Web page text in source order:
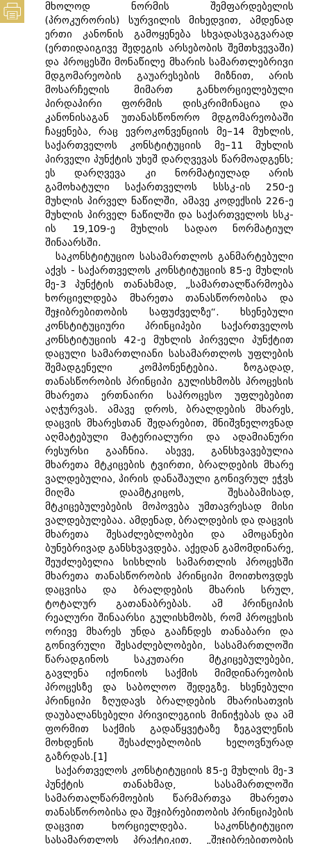
მხოლოდ ნორმის შემფარდებელის
(პროკურორის) სურვილის მიხედვით, ამდენად
ერთი კანონის გამოყენება სხვადასვაგვარად
(ერთიდაიგივე შედეგის არსებობის შემთხვევაში)
და პროცესში მონაწილე მხარის სამართლებრივი
მდგომარეობის გაუარესების მიზნით, არის
მოსარჩელის მიმართ განხორციელებული
პირდაპირი ფორმის დისკრიმინაცია და
კანონისაგან უთანასწონორო მდგომარეობაში
ჩაყენება, რაც ევროკონვენციის მე–14 მუხლის,
საქართველოს კონსტიტუციის მე–11 მუხლის
პირველი პუნქტის უხეშ დარღვევას წარმოადგენს;
ეს დარღვევა კი ნორმატიულად არის
გამოხატული საქართველოს სსსკ-ის 250-ე
მუხლის პირველ ნაწილში, ამავე კოდექსის 226-ე
მუხლის პირველ ნაწილში და საქართველოს სსკ-
ის 19,109-ე მუხლის სადაო ნორმატიულ
შინაარსში.
საკონსტიტუციო სასამართლოს განმარტებული
აქვს - საქართველოს კონსტიტუციის 85-ე მუხლის
მე-3 პუნქტის თანახმად, „სამართალწარმოება
ხორციელდება მხარეთა თანასწორობისა და
შეჯიბრებითობის საფუძველზე“. ხსენებული
კონსტიტუციური პრინციპები საქართველოს
კონსტიტუციის 42-ე მუხლის პირველი პუნქტით
დაცული სამართლიანი სასამართლოს უფლების
შემადგენელი კომპონენტებია. ზოგადად,
თანასწორობის პრინციპი გულისხმობს პროცესის
მხარეთა ერთნაირი საპროცესო უფლებებით
აღჭურვას. ამავე დროს, ბრალდების მხარეს,
დაცვის მხარესთან შედარებით, მნიშვნელოვნად
აღმატებული მატერიალური და ადამიანური
რესურსი გააჩნია. ასევე, განსხვავებულია
მხარეთა მტკიცების ტვირთი, ბრალდების მხარე
ვალდებულია, პირის დანაშაული გონივრულ ეჭვს
მიღმა დაამტკიცოს, შესაბამისად,
მტკიცებულებების მოპოვება უმთავრესად მისი
ვალდებულებაა. ამდენად, ბრალდების და დაცვის
მხარეთა შესაძლებლობები და ამოცანები
ბუნებრივად განსხვავდება. აქედან გამომდინარე,
შეუძლებელია სისხლის სამართლის პროცესში
მხარეთა თანასწორობის პრინციპი მოითხოვდეს
დაცვისა და ბრალდების მხარის სრულ,
ტოტალურ გათანაბრებას. ამ პრინციპის
რეალური შინაარსი გულისხმობს, რომ პროცესის
ორივე მხარეს უნდა გააჩნდეს თანაბარი და
გონივრული შესაძლებლობები, სასამართლოში
წარადგინოს საკუთარი მტკიცებულებები,
გავლენა იქონიოს საქმის მიმდინარეობის
პროცესზე და საბოლოო შედეგზე. ხსენებული
პრინციპი ზღუდავს ბრალდების მხარისათვის
დაუბალანსებელი პრივილეგიის მინიჭებას და ამ
ფორმით საქმის გადაწყვეტაზე ზეგავლენის
მოხდენის შესაძლებლობის ხელოვნურად
გაზრდას.[1]
საქართველოს კონსტიტუციის 85-ე მუხლის მე-3
პუნქტის თანახმად, სასამართლოში
სამართალწარმოების წარმართვა მხარეთა
თანასწორობისა და შეჯიბრებითობის პრინციპების
დაცვით ხორციელდება. საკონსტიტუციო
სასამართლოს პრაქტიკით, „შეჯიბრებითობის